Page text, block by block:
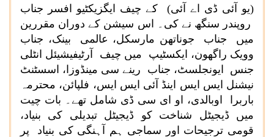
(یو آئی ڈی اے آئی) کے چیف ایگزیکٹیو افسر جناب
روپندر سنگھ نے کی۔ اس سیشن کے دوران مقررین
میں جناب جوناتھن مارسکل، عالمی بینک، جناب
وویک راگھون، ایکسٹیپ میں چیف آرٹیفیشیئل انٹلی
جنس ایونجلسٹ، جناب رینے سی مینڈوزا، اسسٹنٹ
نیشنل ایس ایس اینڈ آئی ایس ایس، فلپائن، محترمہ
باربرا اوبالدی، او ای سی ڈی شامل تھے۔ بات چیت
میں ڈیجیٹل شناخت کو ڈیجیٹل تبدیلی کی بنیاد،
قومی ترجیحات اور سماجی ہم آہنگی کی بنیاد پر